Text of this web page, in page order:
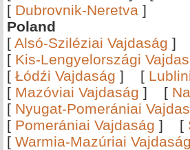
[ Dubrovnik-Neretva ]
Poland
[ Alsó-Sziléziai Vajdaság ]
[ Kis-Lengyelországi
[ Łódźi Vajdaság ] [
[ Mazóviai Vajdaság ] [
[ Nyugat-Pomerániai
[ Pomerániai Vajdaság ] [
[ Warmia-Mazúriai Vajdaság